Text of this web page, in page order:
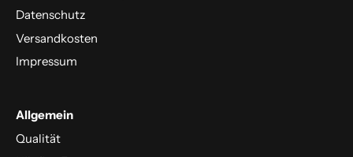
Datenschutz
Versandkosten
Impressum
Allgemein
Qualität